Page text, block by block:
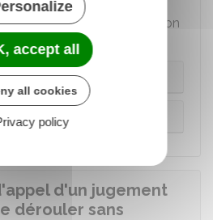
la même selon que le
faire appel de la décision
:
général
sans avocat
d'un jugement
dérouler sans
accept all
all cookies
policy